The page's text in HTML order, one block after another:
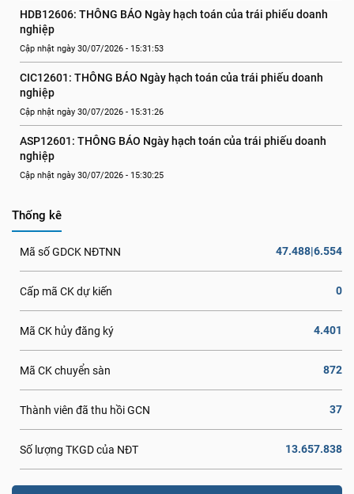
HDB12606: THÔNG BÁO Ngày hạch toán của trái phiếu doanh
nghiệp
Cập nhật ngày 30/07/2026 - 15:31:53
CIC12601: THÔNG BÁO Ngày hạch toán của trái phiếu doanh
nghiệp
Cập nhật ngày 30/07/2026 - 15:31:26
ASP12601: THÔNG BÁO Ngày hạch toán của trái phiếu doanh
nghiệp
Cập nhật ngày 30/07/2026 - 15:30:25
Thống kê
Mã số GDCK NĐTNN 47.488|6.554
Cấp mã CK dự kiến 0
Mã CK hủy đăng ký 4.401
Mã CK chuyển sàn 872
Thành viên đã thu hồi GCN 37
Số lượng TKGD của NĐT 13.657.838